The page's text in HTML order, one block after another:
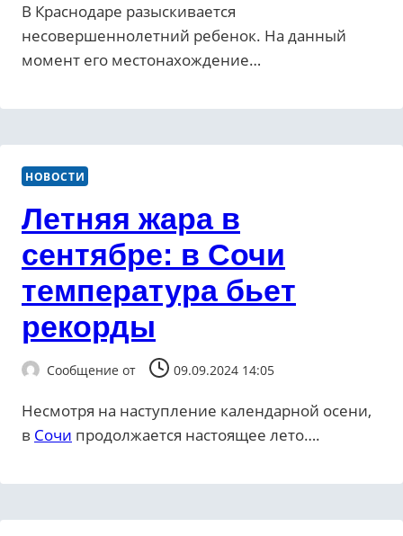
В Краснодаре разыскивается
несовершеннолетний ребенок. На данный
момент его местонахождение…
НОВОСТИ
Летняя жара в
сентябре: в Сочи
температура бьет
рекорды
Сообщение от 09.09.2024 14:05
Несмотря на наступление календарной осени,
в Сочи продолжается настоящее лето….